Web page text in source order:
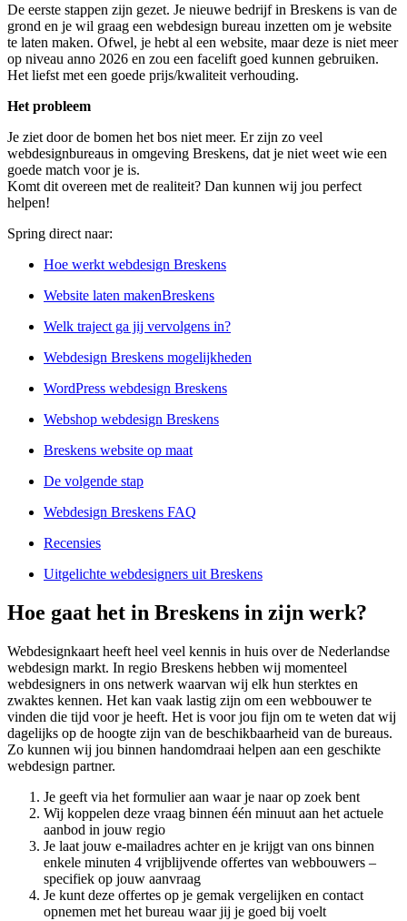
De eerste stappen zijn gezet. Je nieuwe bedrijf in Breskens is van de
grond en je wil graag een webdesign bureau inzetten om je website
te laten maken. Ofwel, je hebt al een website, maar deze is niet meer
op niveau anno 2026 en zou een facelift goed kunnen gebruiken.
Het liefst met een goede prijs/kwaliteit verhouding.
Het probleem
Je ziet door de bomen het bos niet meer. Er zijn zo veel
webdesignbureaus in omgeving Breskens, dat je niet weet wie een
goede match voor je is.
Komt dit overeen met de realiteit? Dan kunnen wij jou perfect
helpen!
Spring direct naar:
Hoe werkt webdesign Breskens
Website laten makenBreskens
Welk traject ga jij vervolgens in?
Webdesign Breskens mogelijkheden
WordPress webdesign Breskens
Webshop webdesign Breskens
Breskens website op maat
De volgende stap
Webdesign Breskens FAQ
Recensies
Uitgelichte webdesigners uit Breskens
Hoe gaat het in Breskens in zijn werk?
Webdesignkaart heeft heel veel kennis in huis over de Nederlandse
webdesign markt. In regio Breskens hebben wij momenteel
webdesigners in ons netwerk waarvan wij elk hun sterktes en
zwaktes kennen. Het kan vaak lastig zijn om een webbouwer te
vinden die tijd voor je heeft. Het is voor jou fijn om te weten dat wij
dagelijks op de hoogte zijn van de beschikbaarheid van de bureaus.
Zo kunnen wij jou binnen handomdraai helpen aan een geschikte
webdesign partner.
Je geeft via het formulier aan waar je naar op zoek bent
Wij koppelen deze vraag binnen één minuut aan het actuele
aanbod in jouw regio
Je laat jouw e-mailadres achter en je krijgt van ons binnen
enkele minuten 4 vrijblijvende offertes van webbouwers –
specifiek op jouw aanvraag
Je kunt deze offertes op je gemak vergelijken en contact
opnemen met het bureau waar jij je goed bij voelt